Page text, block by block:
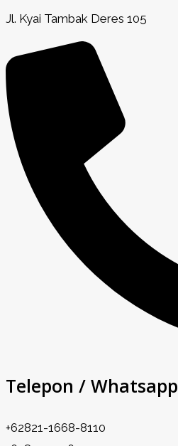
Jl. Kyai Tambak Deres 105
Telepon / Whatsapp
+62821-1668-8110